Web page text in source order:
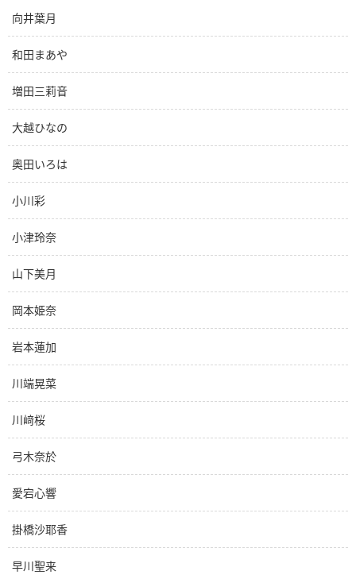
向井葉月
和田まあや
増田三莉音
大越ひなの
奥田いろは
小川彩
小津玲奈
山下美月
岡本姫奈
岩本蓮加
川端晃菜
川﨑桜
弓木奈於
愛宕心響
掛橋沙耶香
早川聖来